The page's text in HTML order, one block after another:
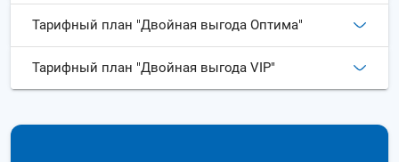
Тарифный план "Двойная выгода Оптима"
Тарифный план "Двойная выгода VIP"